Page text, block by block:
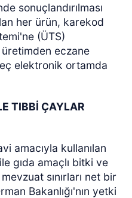
sonuçlandırılması
her ürün, karekod
(ÜTS)
eczane
elektronik ortamda
TIBBİ ÇAYLAR
amacıyla kullanılan
gıda amaçlı bitki ve
sınırları net bir
Bakanlığı'nın yetki